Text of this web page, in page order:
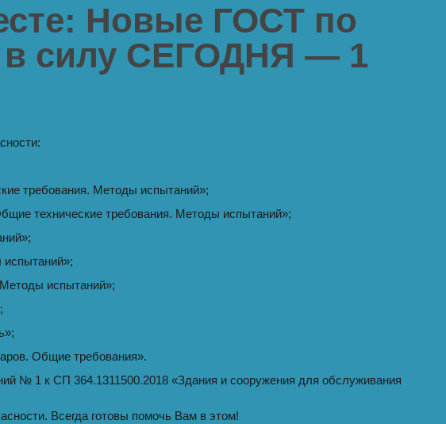
Новые ГОСТ по
в силу СЕГОДНЯ — 1
требования. Методы испытаний»;
технические требования. Методы испытаний»;
испытаний»;
Общие требования».
№ 1 к СП 364.1311500.2018 «Здания и сооружения для обслуживания
Всегда готовы помочь Вам в этом!